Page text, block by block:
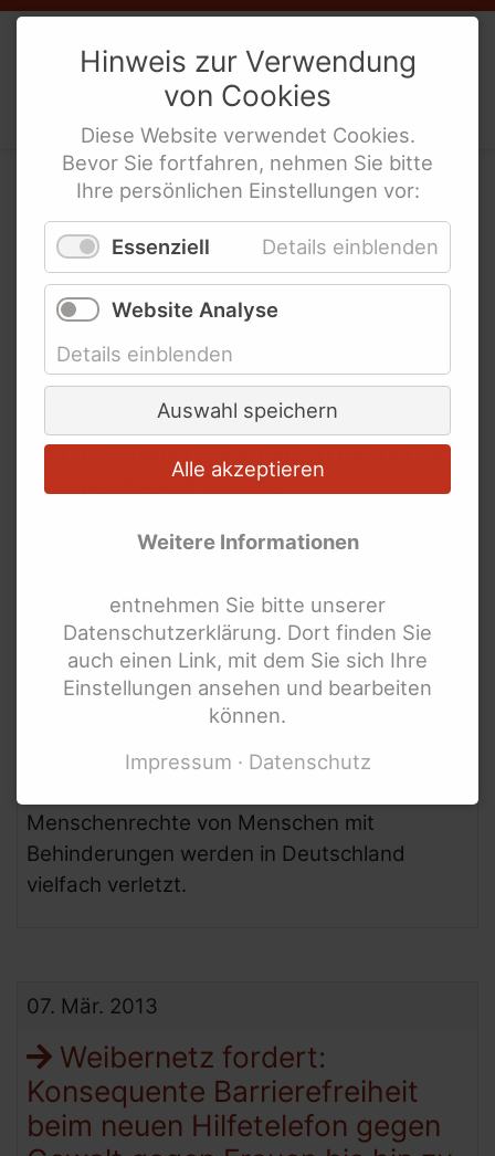
Links für Mädchen mit Behinderung
Bundesweite Organisationen für
Menschen mit Behinderung
Bundesweite Frauenorganisationen
Bundesministerien und mehr
Internationale Links
Weibernetze.V.
Politische Interes­sen­ver­tre­tung
behinderte Frauen
Pressemitteilungen
2013
22. Nov. 2013
Frauen mit
Lernschwierigkeiten arbeiten als
Frauenbeauftragte
Eine Idee, die Schule machen soll!
Mär. 2013
Menschenrechtsreport zum
Menschenrechte von Menschen mit
Behinderungen werden in Deutschland
vielfach verletzt.
07. Mär. 2013
Weibernetz fordert:
Konsequente Barrierefreiheit
beim neuen Hilfetelefon gegen
Hinweis zur Verwendung
von Cookies
Diese Website verwendet Cookies.
Bevor Sie fortfahren, nehmen Sie bitte
Ihre persönlichen Einstellungen vor:
Essenziell Details einblenden
Website Analyse
Details einblenden
Auswahl speichern
Alle akzeptieren
Weitere Informationen
entnehmen Sie bitte unserer
Datenschutzerklärung. Dort finden Sie
auch einen Link, mit dem Sie sich Ihre
Einstellungen ansehen und bearbeiten
können.
Impressum
Datenschutz